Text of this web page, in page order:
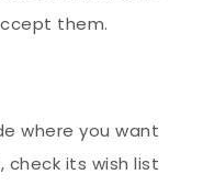
them.
where you want
check its wish list